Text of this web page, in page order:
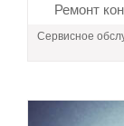
Ремонт
Сервисное